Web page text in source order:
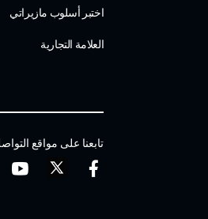
اختبر أسلوب مازیراتي
العلامة التجارية
تابعنا على مواقع